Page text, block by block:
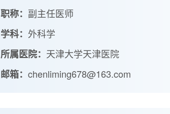
职称： 副主任医师
学科： 外科学
所属医院： 天津大学天津医院
邮箱： chenliming678@163.com